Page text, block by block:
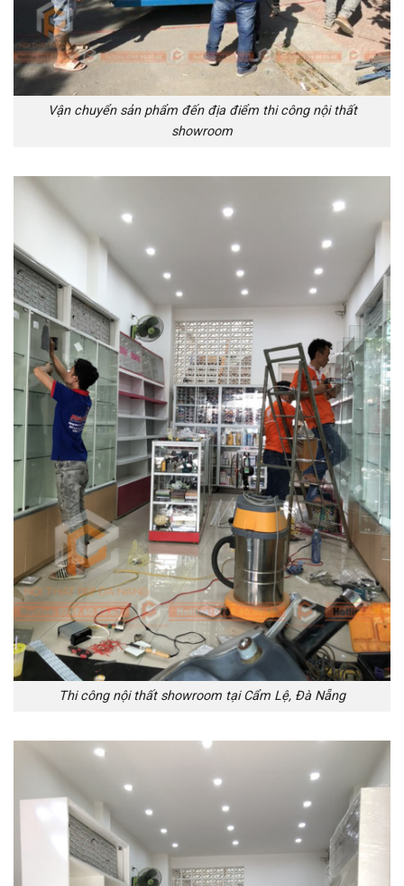
Vận chuyển sản phẩm đến địa điểm thi công nội thất
showroom
Thi công nội thất showroom tại Cẩm Lệ, Đà Nẵng